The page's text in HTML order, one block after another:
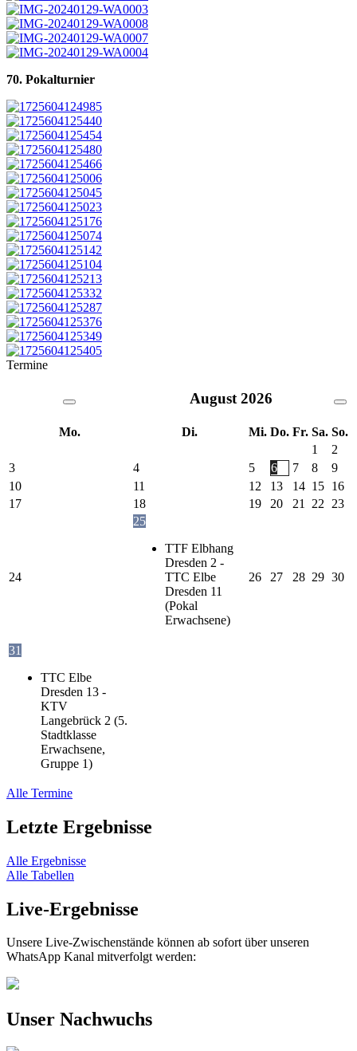
70. Pokalturnier
Termine
August 2026
Mo. Di. Mi. Do. Fr. Sa. So.
1
2
3
4 5 6 7 8
9
10
11 12 13 14 15 16
17
18 19 20 21 22 23
24
25
TTF Elbhang
Dresden 2 -
TTC Elbe
Dresden 11
(Pokal
Erwachsene)
26 27 28 29 30
31
TTC Elbe
Dresden 13 -
KTV
Langebrück 2 (5.
Stadtklasse
Erwachsene,
Gruppe 1)
Alle Termine
Letzte Ergebnisse
Alle Ergebnisse
Alle Tabellen
Live-Ergebnisse
Unsere Live-Zwischenstände können ab sofort über unseren
WhatsApp Kanal mitverfolgt werden:
Unser Nachwuchs